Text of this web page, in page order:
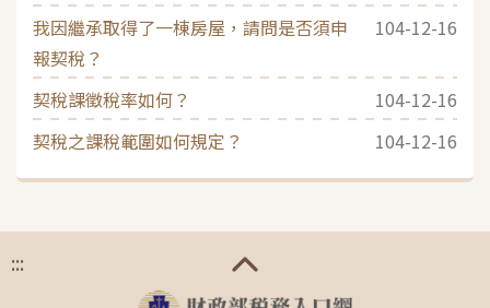
我因繼承取得了一棟房屋，請問是否須申
報契稅？
104-12-16
契稅課徵稅率如何？
104-12-16
契稅之課稅範圍如何規定？
104-12-16
:::